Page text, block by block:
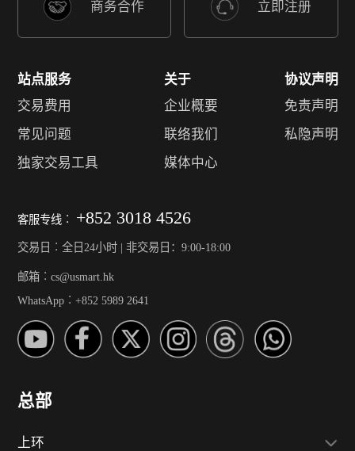
商务合作 立即注册
站点服务
交易费用
常见问题
独家交易工具
关于
企业概要
联络我们
媒体中心
协议声明
免责声明
私隐声明
客服专线︰ +852 3018 4526
交易日︰全日24小时 | 非交易日：9:00-18:00
邮箱︰cs@usmart.hk
WhatsApp︰+852 5989 2641
总部
上环